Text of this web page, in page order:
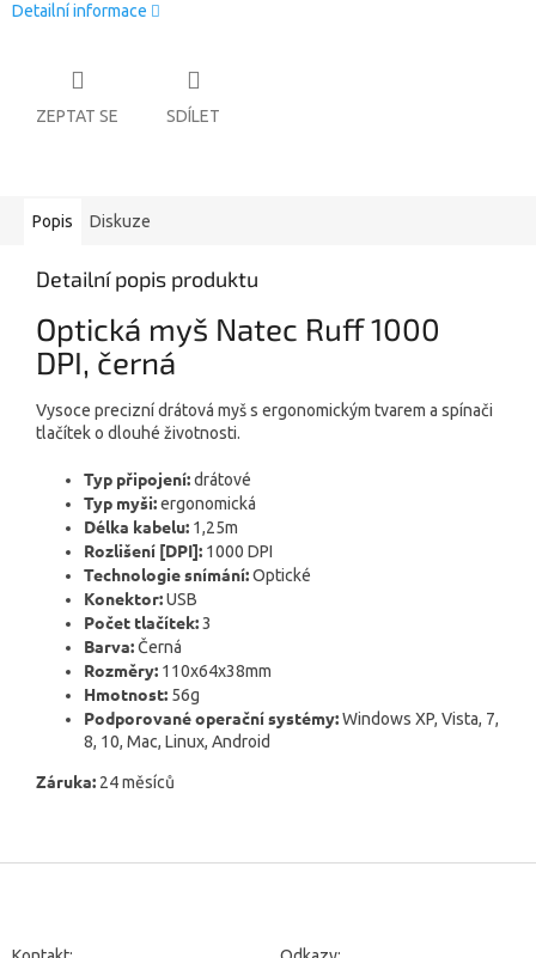
Detailní informace
ZEPTAT SE SDÍLET
Popis Diskuze
Detailní popis produktu
Optická myš Natec Ruff 1000
DPI, černá
Vysoce precizní drátová myš s ergonomickým tvarem a spínači
tlačítek o dlouhé životnosti.
Typ připojení:drátové
Typ myši:ergonomická
Délka kabelu: 1,25m
Rozlišení [DPI]: 1000 DPI
Technologie snímání:Optické
Konektor:USB
Počet tlačítek:3
Barva:Černá
Rozměry: 110x64x38mm
Hmotnost: 56g
Podporované operační systémy:Windows XP, Vista, 7,
8, 10, Mac, Linux, Android
Záruka: 24 měsíců